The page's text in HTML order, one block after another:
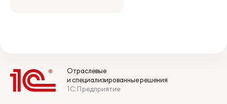
Отраслевые
и специализированные решения
1С:Предприятие